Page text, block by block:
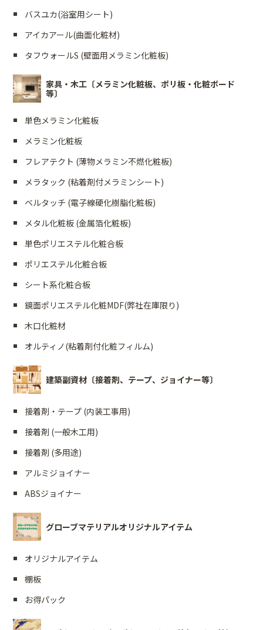
バスユカ(浴室用シート)
アイカアール(曲面化粧材)
タフウォールS (壁面用メラミン化粧板)
家具・木工〔メラミン化粧板、ポリ板・化粧ボード
等〕
単色メラミン化粧板
メラミン化粧板
フレアテクト (薄物メラミン不燃化粧板)
メラタック (粘着剤付メラミンシート)
ベルタッチ (電子線硬化樹脂化粧板)
メタル化粧板 (金属箔化粧板)
単色ポリエステル化粧合板
ポリエステル化粧合板
シート系化粧合板
鏡面ポリエステル化粧MDF(弊社在庫限り)
木口化粧材
オルティノ(粘着剤付化粧フィルム)
建築副資材〔接着剤、テープ、ジョイナー等〕
接着剤・テープ (内装工事用)
接着剤 (一般木工用)
接着剤 (多用途)
アルミジョイナー
ABSジョイナー
グローブマテリアルオリジナルアイテム
オリジナルアイテム
棚板
お得パック